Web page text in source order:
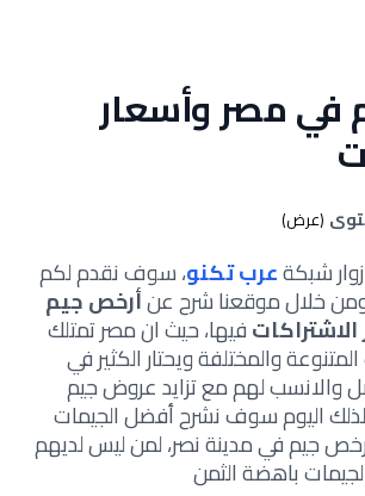
في مصر وأسعار
(عرض)
شبكةعرب تكنو، سوف نقدم لكم
خلال موقعنا شرح عنأرخص جيم
فيها، حيث ان مصر تمتلك
والمختلفة ويحتار الكثير في
والانسب لهم مع تزايد عروض جيم
لذلك اليوم سوف نشرح أفضل الجيمات
جيم في مدينة نصر، لمن ليس لديهم
باهضة الثمن